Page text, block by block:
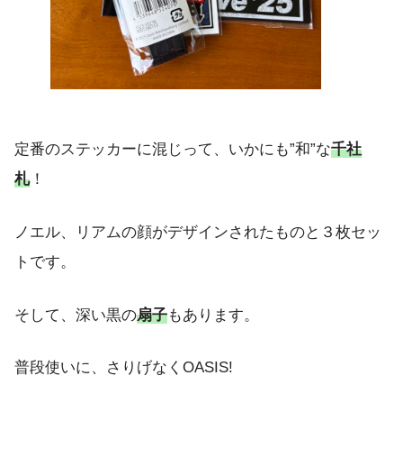
定番のステッカーに混じって、いかにも”和”な千社
札！
ノエル、リアムの顔がデザインされたものと３枚セッ
トです。
そして、深い黒の扇子もあります。
普段使いに、さりげなくOASIS!